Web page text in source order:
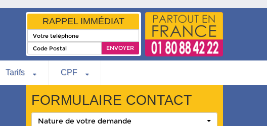
RAPPEL IMMÉDIAT
Tarifs CPF
FORMULAIRE CONTACT
Nature de votre demande